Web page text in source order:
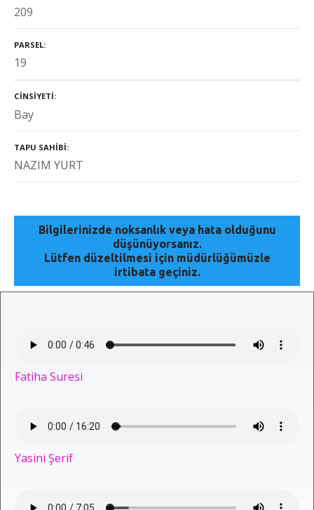
209
PARSEL
19
CINSIYETI
Bay
TAPU SAHIBI
NAZIM YURT
Bilgilerinizde noksanlık veya hata olduğunu
düşünüyorsanız.
Lütfen düzeltilmesi için müdürlüğümüzle
irtibata geçiniz.
Fatiha Suresi
Yasini Şerif